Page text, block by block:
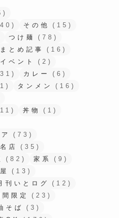
その他
(15)
つけ麺
(78)
まとめ記事
(16)
イベント
(2)
カレー
(6)
タンメン
(16)
丼物
(1)
(73)
名店
(35)
(82) 家系
(9)
(13)
刊いとログ
(12)
間限定
(23)
そば
(3)